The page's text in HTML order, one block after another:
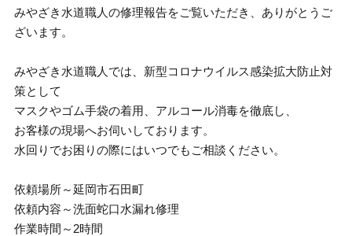
みやざき水道職人の修理報告をご覧いただき、ありがとうご
ざいます。
みやざき水道職人では、新型コロナウイルス感染拡大防止対
策として
マスクやゴム手袋の着用、アルコール消毒を徹底し、
お客様の現場へお伺いしております。
水回りでお困りの際にはいつでもご相談ください。
依頼場所～延岡市石田町
依頼内容～洗面蛇口水漏れ修理
作業時間～2時間